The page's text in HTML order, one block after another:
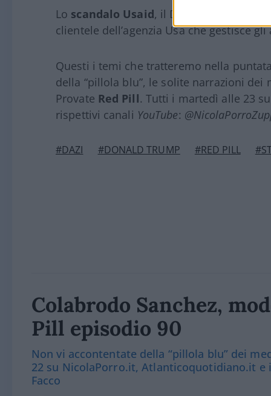
Lo scandalo Usaid, il DOGE di
clientele dell’agenzia Usa che gestisce
Questi i temi che tratteremo nella
della “pillola blu”, le solite narrazioni dei
Provate Red Pill. Tutti i martedì alle 23 su
rispettivi canali YouTube:
#DAZI #DONALD TRUMP #RED PILL
Colabrodo Sanchez,
Pill episodio 90
Non vi accontentate della “pillola blu” dei
22 su NicolaPorro.it, Atlanticoquotidiano.it e
Facco